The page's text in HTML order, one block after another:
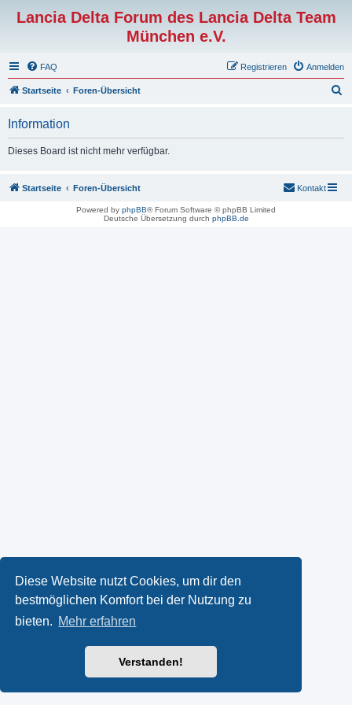
Diese Website nutzt Cookies, um dir den
bestmöglichen Komfort bei der Nutzung zu
bieten. Mehr erfahren
Verstanden!
Lancia Delta Forum des Lancia Delta Team
München e.V.
FAQ Anmelden
Registrieren
Startseite Foren-Übersicht
Information
Dieses Board ist nicht mehr verfügbar.
Startseite Foren-Übersicht Kontakt
Powered by phpBB® Forum Software © phpBB Limited
Deutsche Übersetzung durch phpBB.de